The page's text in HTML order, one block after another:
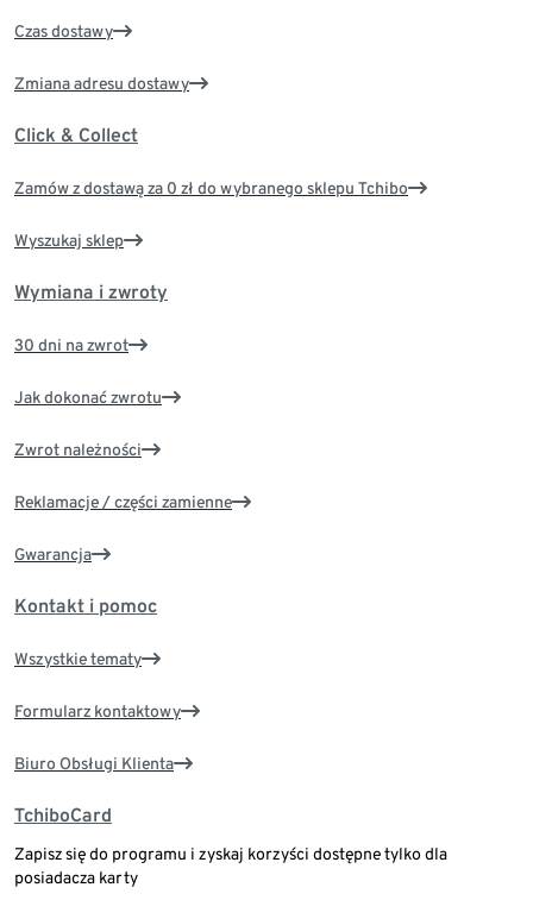
Czas dostawy
Zmiana adresu dostawy
Click & Collect
Zamów z dostawą za 0 zł do wybranego sklepu Tchibo
Wyszukaj sklep
Wymiana i zwroty
30 dni na zwrot
Jak dokonać zwrotu
Zwrot należności
Reklamacje / części zamienne
Gwarancja
Kontakt i pomoc
Wszystkie tematy
Formularz kontaktowy
Biuro Obsługi Klienta
TchiboCard
Zapisz się do programu i zyskaj korzyści dostępne tylko dla
posiadacza karty